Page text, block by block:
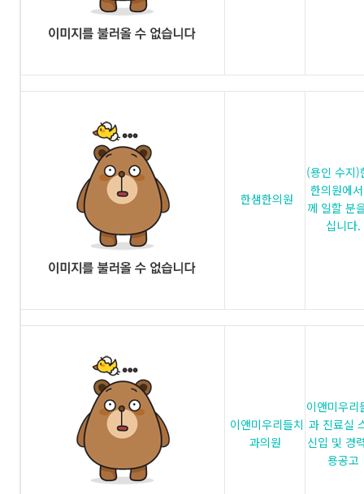
한샘한의원
(용인 수지)
한의원에
께 일할 분
십니다.
이앤미우리들치
과의원
이앤미우리
과 진료실
신입 및 경
용공고